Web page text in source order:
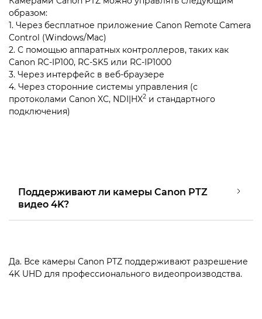
образом:
1. Через бесплатное приложение Canon Remote Camera
Control (Windows/Mac)
2. С помощью аппаратных контроллеров, таких как
Canon RC-IP100, RC-SK5 или RC-IP1000
3. Через интерфейс в веб-браузере
4. Через сторонние системы управления (с
протоколами Canon XC, NDI|HX2 и стандартного
подключения)
Поддерживают ли камеры Canon PTZ
видео 4K?
Да. Все камеры Canon PTZ поддерживают разрешение
4K UHD для профессионального видеопроизводства.